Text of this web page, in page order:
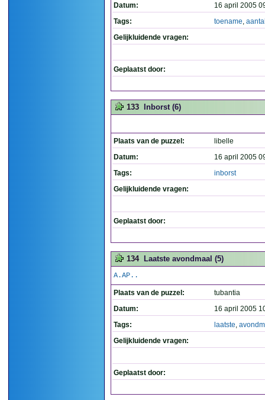
Datum:
16 april 2005
Tags:
toename,
Gelijkluidende vragen:
Geplaatst door:
133 Inborst (6)
Plaats van de puzzel:
libelle
Datum:
16 april 2005
Tags:
inborst
Gelijkluidende vragen:
Geplaatst door:
134 Laatste avondmaal (5)
A.AP..
Plaats van de puzzel:
tubantia
Datum:
16 april 2005
Tags:
laatste,
Gelijkluidende vragen:
Geplaatst door: